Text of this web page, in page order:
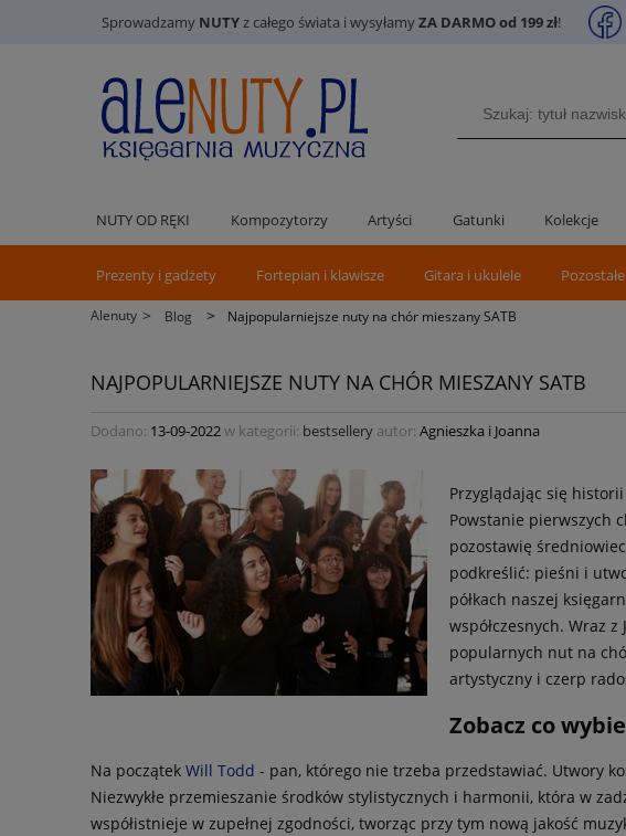
Sprowadzamy NUTYz całego świata i wysyłamyZA DARMO od 199 zł!
NUTY OD RĘKI Kompozytorzy Artyści Gatunki Kolekcje
Prezenty i gadżety Fortepian i klawisze Gitara i ukulele
Alenuty > Blog > Najpopularniejsze nuty na chór mieszany SATB
NAJPOPULARNIEJSZE NUTY NA CHÓR MIESZANY SATB
Dodano: 13-09-2022w kategorii: bestsellery autor: Agnieszka i Joanna
Przyglądając się
Powstanie pierwszych
pozostawię
podkreślić: pieśni i
półkach naszej
współczesnych. Wraz
popularnych nut na
artystyczny i czerp
Zobacz co
Na początek Will Todd - pan, którego nie trzeba przedstawiać. Utwory
Niezwykłe przemieszanie środków stylistycznych i harmonii, która w
współistnieje w zupełnej zgodności, tworząc przy tym nową jakość